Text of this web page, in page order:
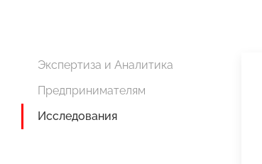
Экспертиза и Аналитика
Предпринимателям
Исследования